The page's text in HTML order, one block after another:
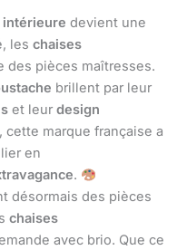
devient une
les chaises
des pièces maîtresses.
brillent par leur
et leur design
cette marque française a
en
.
désormais des pièces
chaises
avec brio. Que ce